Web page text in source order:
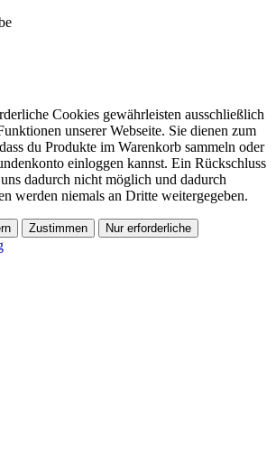
Cookies gewährleisten ausschließlich
unserer Webseite. Sie dienen zum
du Produkte im Warenkorb sammeln oder
einloggen kannst. Ein Rückschluss
dadurch nicht möglich und dadurch
werden niemals an Dritte weitergegeben.
Zustimmen Nur erforderliche